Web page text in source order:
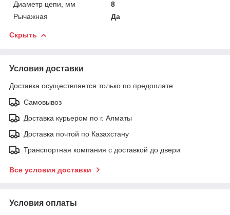
Диаметр цепи, мм
8
Рычажная
Да
Скрыть
Условия доставки
Доставка осуществляется только по предоплате.
Самовывоз
Доставка курьером по г. Алматы
Доставка почтой по Казахстану
Транспортная компания с доставкой до двери
Все условия доставки
Условия оплаты